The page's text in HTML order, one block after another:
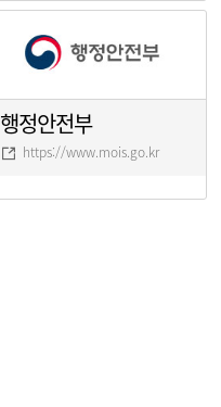
행정안전부
https://www.mois.go.kr